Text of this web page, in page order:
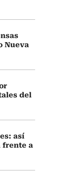
Nueva
del
así
frente a